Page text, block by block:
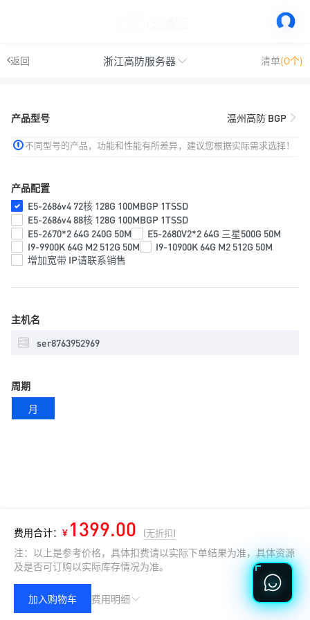
返回 浙江高防服务器 清单(0个)
产品型号 温州高防 BGP
不同型号的产品，功能和性能有所差异，建议您根据实际需求选择！
产品配置
E5-2686v4 72核 128G 100MBGP 1TSSD
E5-2686v4 88核 128G 100MBGP 1TSSD
E5-2670*2 64G 240G 50M
E5-2680V2*2 64G 三星500G 50M
I9-9900K 64G M2 512G 50M
I9-10900K 64G M2 512G 50M
增加宽带 IP请联系销售
主机名
周期
月
费用合计： ¥ 1399.00 (无折扣)
注：以上是参考价格，具体扣费请以实际下单结果为准，具体资源
及是否可订购以实际库存情况为准。
费用明细
加入购物车